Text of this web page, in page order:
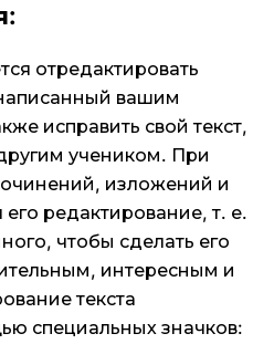
отредактировать
вашим
исправить свой текст,
учеником. При
изложений и
редактирование, т. е.
чтобы сделать его
интересным и
текста
специальных значков: